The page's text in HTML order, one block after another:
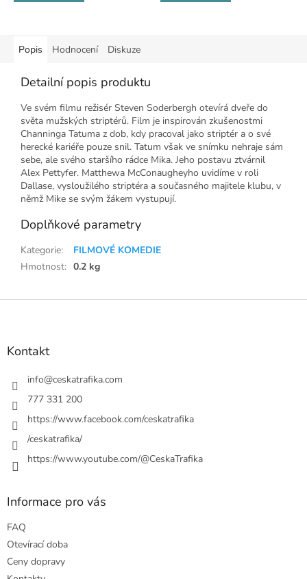
Popis Hodnocení Diskuze
Detailní popis produktu
Ve svém filmu režisér Steven Soderbergh otevírá dveře do
světa mužských striptérů. Film je inspirován zkušenostmi
Channinga Tatuma z dob, kdy pracoval jako striptér a o své
herecké kariéře pouze snil. Tatum však ve snímku nehraje sám
sebe, ale svého staršího rádce Mika. Jeho postavu ztvárnil
Alex Pettyfer. Matthewa McConaugheyho uvidíme v roli
Dallase, vysloužilého striptéra a současného majitele klubu, v
němž Mike se svým žákem vystupují.
Doplňkové parametry
Kategorie:
FILMOVÉ KOMEDIE
Hmotnost: 0.2 kg
Z
Kontakt
info@ceskatrafika.com
777 331 200
https://www.facebook.com/ceskatrafika
/ceskatrafika/
https://www.youtube.com/@CeskaTrafika
Informace pro vás
FAQ
Otevírací doba
Ceny dopravy